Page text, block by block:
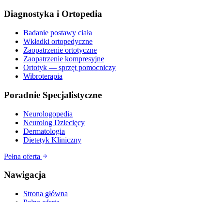
Diagnostyka i Ortopedia
Badanie postawy ciała
Wkładki ortopedyczne
Zaopatrzenie ortotyczne
Zaopatrzenie kompresyjne
Ortotyk — sprzęt pomocniczy
Wibroterapia
Poradnie Specjalistyczne
Neurologopedia
Neurolog Dziecięcy
Dermatologia
Dietetyk Kliniczny
Pełna oferta
Nawigacja
Strona główna